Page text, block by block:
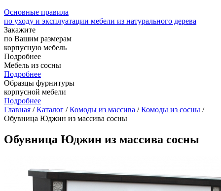
Основные правила
по уходу и эксплуатации мебели из натурального дерева
Закажите
по Вашим размерам
корпусную мебель
Подробнее
Мебель из сосны
Подробнее
Образцы фурнитуры
корпусной мебели
Подробнее
Главная /Каталог /Комоды из массива /Комоды из сосны /
Обувница Юджин из массива сосны
Обувница Юджин из массива сосны